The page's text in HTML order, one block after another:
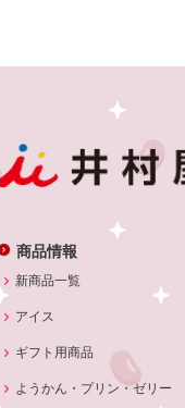
商品情報
新商品一覧
アイス
ギフト用商品
ようかん・プリン・ゼリー